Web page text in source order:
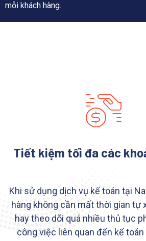
mỗi khách hàng.
Tiết kiệm tối đa các
Khi sử dụng dịch vụ kế toán tại
hàng không cần mất thời gian tự
hay theo dõi quá nhiều thủ tục
công việc liên quan đến kế